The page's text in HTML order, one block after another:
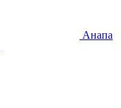
Анапа